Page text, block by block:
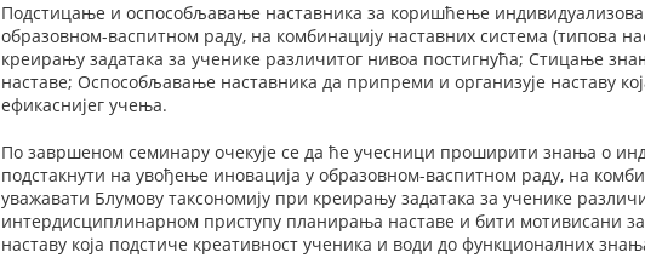
Подстицање и оспособљавање наставника за коришћење
образовном-васпитном раду, на комбинацију наставних система (типова
креирању задатака за ученике различитог нивоа постигнућа; Стицање
наставе; Оспособљавање наставника да припреми и организује наставу
ефикаснијег учења.
По завршеном семинару очекује се да ће учесници проширити знања о
подстакнути на увођење иновација у образовном-васпитном раду, на
уважавати Блумову таксономију при креирању задатака за ученике
интердисциплинарном приступу планирања наставе и бити мотивисани
наставу која подстиче креативност ученика и води до функционалних